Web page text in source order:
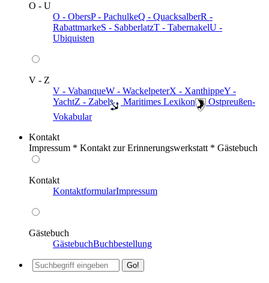
O - U
O - ObersP - PachulkeQ - QuacksalberR -
RabattmarkeS - SabberlatzT - TabernakelU -
Ubiquisten
V - Z
V - VabanqueW - WackelpeterX - XanthippeY -
YachtZ - Zabel ️ Maritimes Lexikon
️ Ostpreußen-
Vokabular
Kontakt
Impressum * Kontakt zur Erinnerungswerkstatt * Gästebuch
Kontakt
KontaktformularImpressum
Gästebuch
GästebuchBuchbestellung